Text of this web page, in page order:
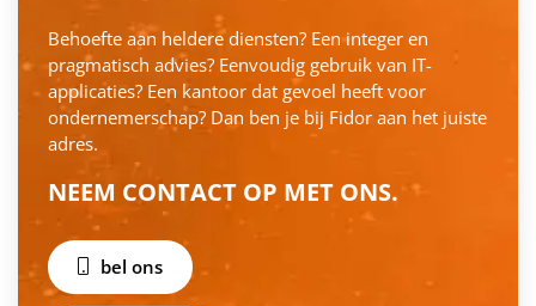
Behoefte aan heldere diensten? Een integer en
pragmatisch advies? Eenvoudig gebruik van IT-
applicaties? Een kantoor dat gevoel heeft voor
ondernemerschap? Dan ben je bij Fidor aan het juiste
adres.
NEEM CONTACT OP MET ONS.
bel ons